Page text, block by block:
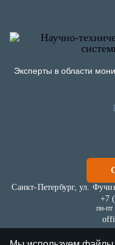
Эксперты в области
Карьера
Программное
KSM.Flow
Санкт-Петербург, ул.
+7
пн-пт